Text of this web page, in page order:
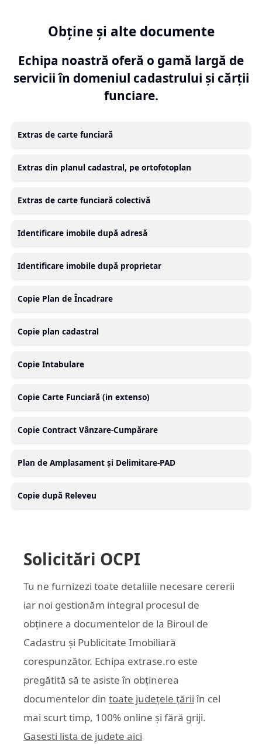
Obține și alte documente
Echipa noastră oferă o gamă largă de
servicii în domeniul cadastrului și cărții
funciare.
Extras de carte funciară
Extras din planul cadastral, pe ortofotoplan
Extras de carte funciară colectivă
Identificare imobile după adresă
Identificare imobile după proprietar
Copie Plan de Încadrare
Copie plan cadastral
Copie Intabulare
Copie Carte Funciară (in extenso)
Copie Contract Vânzare-Cumpărare
Plan de Amplasament și Delimitare-PAD
Copie după Releveu
Solicitări OCPI
Tu ne furnizezi toate detaliile necesare cererii
iar noi gestionăm integral procesul de
obținere a documentelor de la Biroul de
Cadastru și Publicitate Imobiliară
corespunzător. Echipa extrase.ro este
pregătită să te asiste în obținerea
documentelor din toate județele țării în cel
mai scurt timp, 100% online și fără griji.
Gasesti lista de judete aici